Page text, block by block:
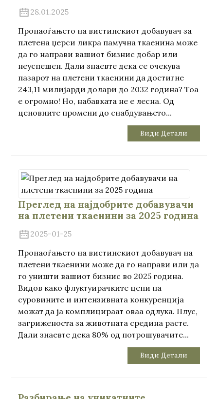
28.01.2025
Пронаоѓањето на вистинскиот добавувач за
плетена џерси ликра памучна ткаенина може
да го направи вашиот бизнис добар или
неуспешен. Дали знаевте дека се очекува
пазарот на плетени ткаенини да достигне
243,11 милијарди долари до 2032 година? Тоа
е огромно! Но, набавката не е лесна. Од
ценовните промени до снабдувањето...
Види Детали
Преглед на најдобрите добавувачи
на плетени ткаенини за 2025 година
2025-01-25
Пронаоѓањето на вистинскиот добавувач на
плетени ткаенини може да го направи или да
го уништи вашиот бизнис во 2025 година.
Видов како флуктуирачките цени на
суровините и интензивната конкуренција
можат да ја комплицираат оваа одлука. Плус,
загриженоста за животната средина расте.
Дали знаевте дека 80% од потрошувачите...
Види Детали